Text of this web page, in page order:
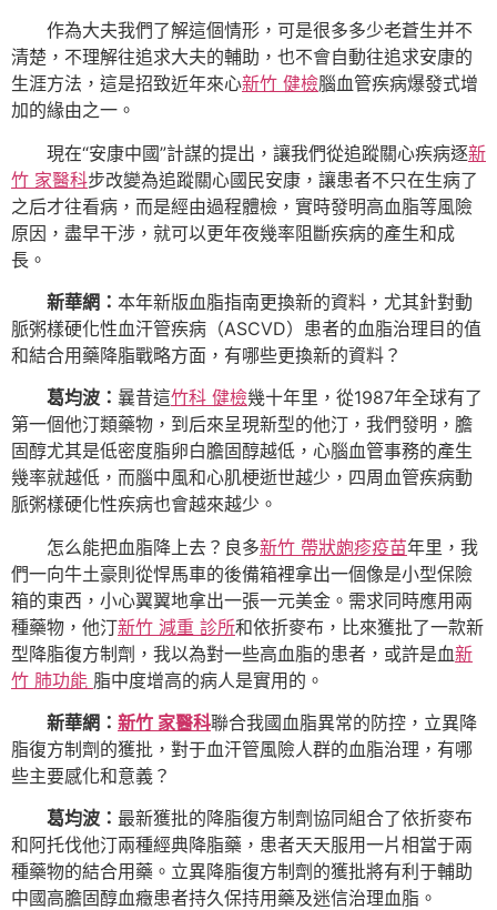
作為大夫我們了解這個情形，可是很多多少老蒼生并不
清楚，不理解往追求大夫的輔助，也不會自動往追求安康的
生涯方法，這是招致近年來心新竹 健檢腦血管疾病爆發式增
加的緣由之一。
現在“安康中國”計謀的提出，讓我們從追蹤關心疾病逐新
竹 家醫科步改變為追蹤關心國民安康，讓患者不只在生病了
之后才往看病，而是經由過程體檢，實時發明高血脂等風險
原因，盡早干涉，就可以更年夜幾率阻斷疾病的產生和成
長。
新華網： 本年新版血脂指南更換新的資料，尤其針對動
脈粥樣硬化性血汗管疾病（ASCVD）患者的血脂治理目的值
和結合用藥降脂戰略方面，有哪些更換新的資料？
葛均波： 曩昔這竹科 健檢幾十年里，從1987年全球有了
第一個他汀類藥物，到后來呈現新型的他汀，我們發明，膽
固醇尤其是低密度脂卵白膽固醇越低，心腦血管事務的產生
幾率就越低，而腦中風和心肌梗逝世越少，四周血管疾病動
脈粥樣硬化性疾病也會越來越少。
怎么能把血脂降上去？良多新竹 帶狀皰疹疫苗年里，我
們一向牛土豪則從悍馬車的後備箱裡拿出一個像是小型保險
箱的東西，小心翼翼地拿出一張一元美金。需求同時應用兩
種藥物，他汀新竹 減重 診所和依折麥布，比來獲批了一款新
型降脂復方制劑，我以為對一些高血脂的患者，或許是血新
竹 肺功能 脂中度增高的病人是實用的。
新華網： 新竹 家醫科聯合我國血脂異常的防控，立異降
脂復方制劑的獲批，對于血汗管風險人群的血脂治理，有哪
些主要感化和意義？
葛均波： 最新獲批的降脂復方制劑協同組合了依折麥布
和阿托伐他汀兩種經典降脂藥，患者天天服用一片相當于兩
種藥物的結合用藥。立異降脂復方制劑的獲批將有利于輔助
中國高膽固醇血癥患者持久保持用藥及迷信治理血脂。